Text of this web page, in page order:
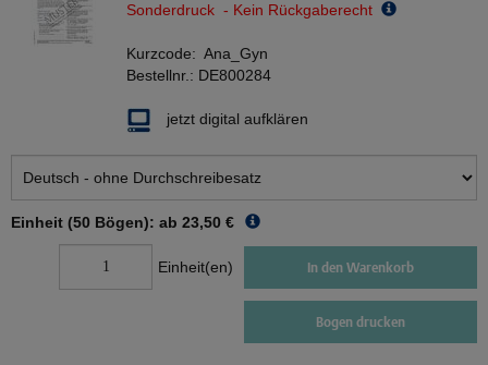
Sonderdruck - Kein Rückgaberecht
Kurzcode: Ana_Gyn
Bestellnr.: DE800284
jetzt digital aufklären
Einheit (50 Bögen): ab 23,50 €
Einheit(en) In den Warenkorb
Bogen drucken